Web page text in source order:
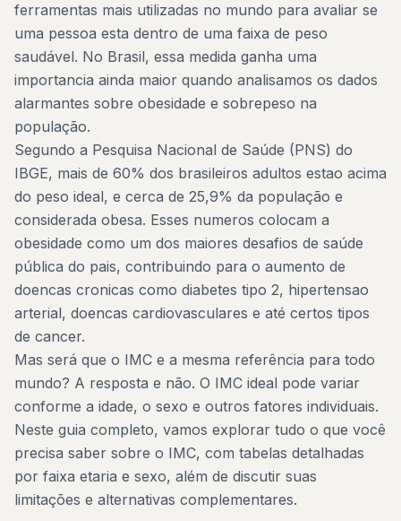
ferramentas mais utilizadas no mundo para avaliar se
uma pessoa esta dentro de uma faixa de peso
saudável. No Brasil, essa medida ganha uma
importancia ainda maior quando analisamos os dados
alarmantes sobre obesidade e sobrepeso na
população.
Segundo a Pesquisa Nacional de Saúde (PNS) do
IBGE, mais de 60% dos brasileiros adultos estao acima
do peso ideal, e cerca de 25,9% da população e
considerada obesa. Esses numeros colocam a
obesidade como um dos maiores desafios de saúde
pública do pais, contribuindo para o aumento de
doencas cronicas como diabetes tipo 2, hipertensao
arterial, doencas cardiovasculares e até certos tipos
de cancer.
Mas será que o IMC e a mesma referência para todo
mundo? A resposta e não. O IMC ideal pode variar
conforme a idade, o sexo e outros fatores individuais.
Neste guia completo, vamos explorar tudo o que você
precisa saber sobre o IMC, com tabelas detalhadas
por faixa etaria e sexo, além de discutir suas
limitações e alternativas complementares.